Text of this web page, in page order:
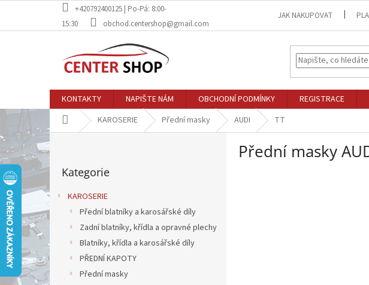
obsah
+420792400125 | Po-Pá: 8:00-
15:30
obchod.centershop@gmail.com
JAK NAKUPOVAT
KONTAKTY NAPIŠTE NÁM OBCHODNÍ PODMÍNKY REGISTRACE
Domů KAROSERIE Přední masky AUDI TT
P
o
s
r
n
í
p
a
kategorie
Kategorie
KAROSERIE
Přední blatníky a karosářské díly
Zadní blatníky, křídla a opravné plechy
Blatníky, křídla a karosářské díly
PŘEDNÍ KAPOTY
Přední masky
Přední masky